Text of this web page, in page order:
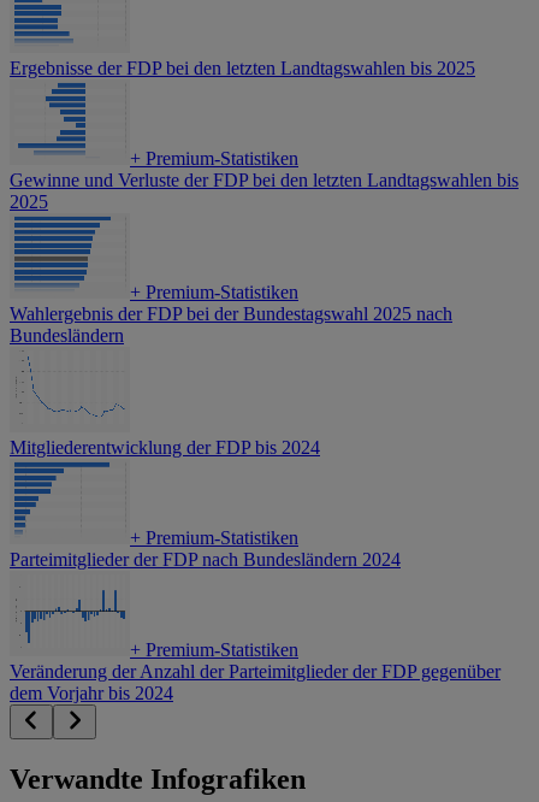
Ergebnisse der FDP bei den letzten Landtagswahlen bis 2025
+ Premium-Statistiken
Gewinne und Verluste der FDP bei den letzten Landtagswahlen bis
2025
+ Premium-Statistiken
Wahlergebnis der FDP bei der Bundestagswahl 2025 nach
Bundesländern
Mitgliederentwicklung der FDP bis 2024
+ Premium-Statistiken
Parteimitglieder der FDP nach Bundesländern 2024
+ Premium-Statistiken
Veränderung der Anzahl der Parteimitglieder der FDP gegenüber
dem Vorjahr bis 2024
Verwandte Infografiken